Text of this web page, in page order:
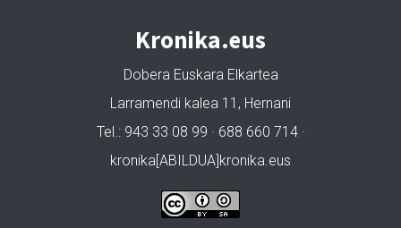
Kronika.eus
Dobera Euskara Elkartea
Larramendi kalea 11, Hernani
Tel.: 943 33 08 99 · 688 660 714 ·
kronika[ABILDUA]kronika.eus